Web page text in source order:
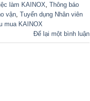
làm KAINOX
Thông báo
vận Tuyển dụng Nhân viên
mua KAINOX
Để lại một bình luận